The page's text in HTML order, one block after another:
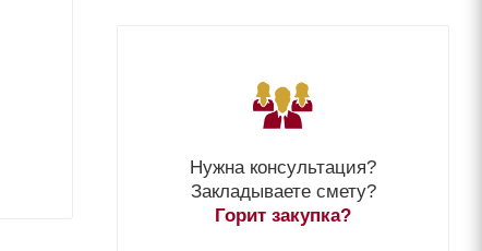
Нужна консультация?
Закладываете смету?
Горит закупка?